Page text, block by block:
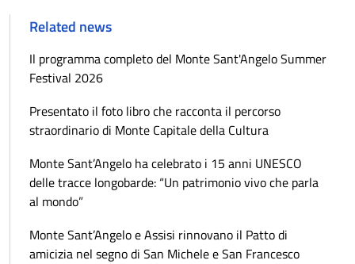
Related news
Il programma completo del Monte Sant'Angelo Summer
Festival 2026
Presentato il foto libro che racconta il percorso
straordinario di Monte Capitale della Cultura
Monte Sant’Angelo ha celebrato i 15 anni UNESCO
delle tracce longobarde: “Un patrimonio vivo che parla
al mondo”
Monte Sant’Angelo e Assisi rinnovano il Patto di
amicizia nel segno di San Michele e San Francesco